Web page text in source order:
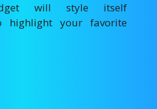
will style itself
highlight your favorite